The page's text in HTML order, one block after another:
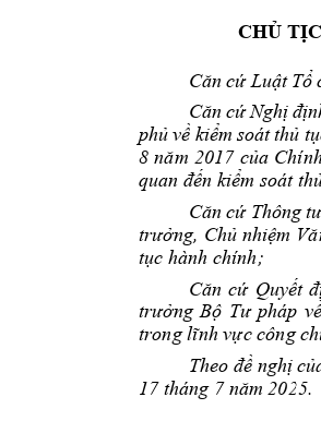
CHỦ
Căn cứ Luật Tổ
Căn cứNghị
phủ về kiểm soát thủ
8 năm 2017 của Chính
quan đến kiểm soát
Căn cứ Thông
trưởng, Chủ nhiệm
tục hành chính;
Căn cứ Quyết
trưởng Bộ Tư pháp về
trong lĩnh vực công
Theo đề nghị
17 tháng 7 năm 2025.